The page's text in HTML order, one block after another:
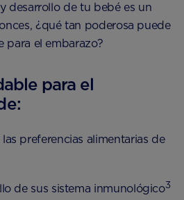
desarrollo de tu bebé es un
¿qué tan poderosa puede
para el embarazo?
para el
preferencias alimentarias de
de sus sistema inmunológico3